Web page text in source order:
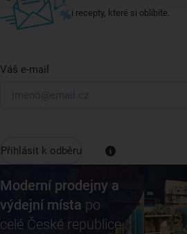
i recepty, které si oblíbíte.
Váš e-mail
Přihlásit k odběru
Moderní prodejny a
výdejní místa po
celé České republice